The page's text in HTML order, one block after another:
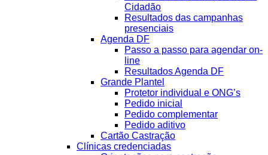
Cidadão
Resultados das campanhas
presenciais
Agenda DF
Passo a passo para agendar on-
line
Resultados Agenda DF
Grande Plantel
Protetor individual e ONG’s
Pedido inicial
Pedido complementar
Pedido aditivo
Cartão Castração
Clínicas credenciadas